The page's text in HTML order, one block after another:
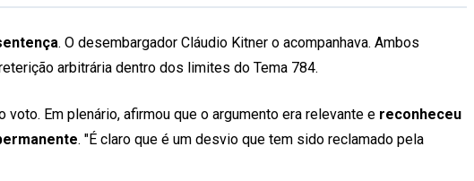
. O desembargador Cláudio Kitner o acompanhava. Ambos
arbitrária dentro dos limites do Tema 784.
Em plenário, afirmou que o argumento era relevante e reconheceu
. "É claro que é um desvio que tem sido reclamado pela